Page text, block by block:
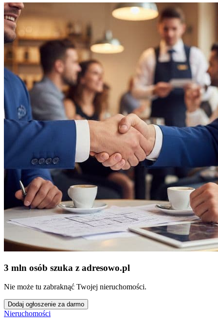
3 mln osób szuka z adresowo.pl
Nie może tu zabraknąć Twojej nieruchomości.
Dodaj ogłoszenie za darmo
Nieruchomości